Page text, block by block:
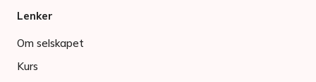
Lenker
Om selskapet
Kurs